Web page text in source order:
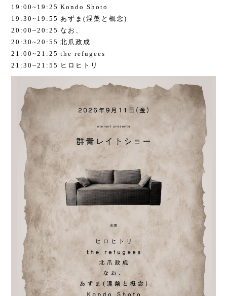
19:00~19:25 Kondo Shoto
19:30~19:55 あずま(涅槃と概念)
20:00~20:25 なお、
20:30~20:55 北爪政成
21:00~21:25 the refugees
21:30~21:55 ヒロヒトリ